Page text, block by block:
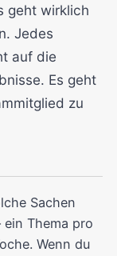
geht wirklich
Jedes
auf die
Es geht
zu
Sachen
Thema pro
Wenn du